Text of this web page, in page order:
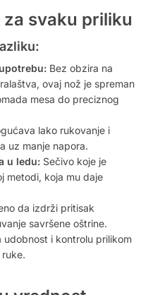
svaku priliku
Bez obzira na
ovaj nož je spreman
mesa do preciznog
lako rukovanje i
uz manje napora.
u ledu: Sečivo koje je
metodi, koja mu daje
da izdrži pritisak
savršene oštrine.
udobnost i kontrolu prilikom